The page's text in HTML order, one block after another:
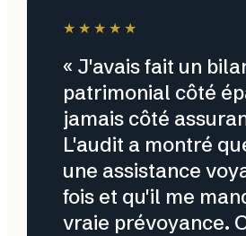
★★★★★
« J'avais fait un
patrimonial côté
jamais côté
L'audit a montré
une assistance
fois et qu'il me
vraie prévoyance.